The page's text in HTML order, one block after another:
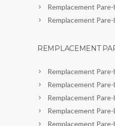
Remplacement
Remplacement
REMPLACEMENT
Remplacement
Remplacement
Remplacement
Remplacement
Remplacement